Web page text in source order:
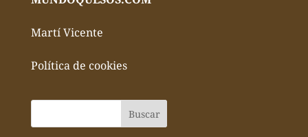
Martí Vicente
Política de cookies